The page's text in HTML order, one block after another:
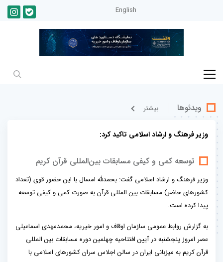
English
ویدئوها بيشتر
وزیر فرهنگ و ارشاد اسلامی تاکید کرد:
توسعه کمی و کیفی مسابقات بین‌المللی قرآن کریم
وزیر فرهنگ و ارشاد اسلامی گفت: بحمدلله امسال با این حضور قوی (تعداد
کشورهای حاضر) مسابقات بین المللی قرآن به صورت کمی و کیفی توسعه
پیدا کرده است.
به گزارش روابط عمومی سازمان اوقاف و امور خیریه، محمدمهدی اسماعیلی
عصر امروز پنجشنبه در آیین افتتاحیه چهلمین دوره مسابقات بین المللی
قرآن کریم به میزبانی ایران در سالن اجلاس سران کشورهای اسلامی با